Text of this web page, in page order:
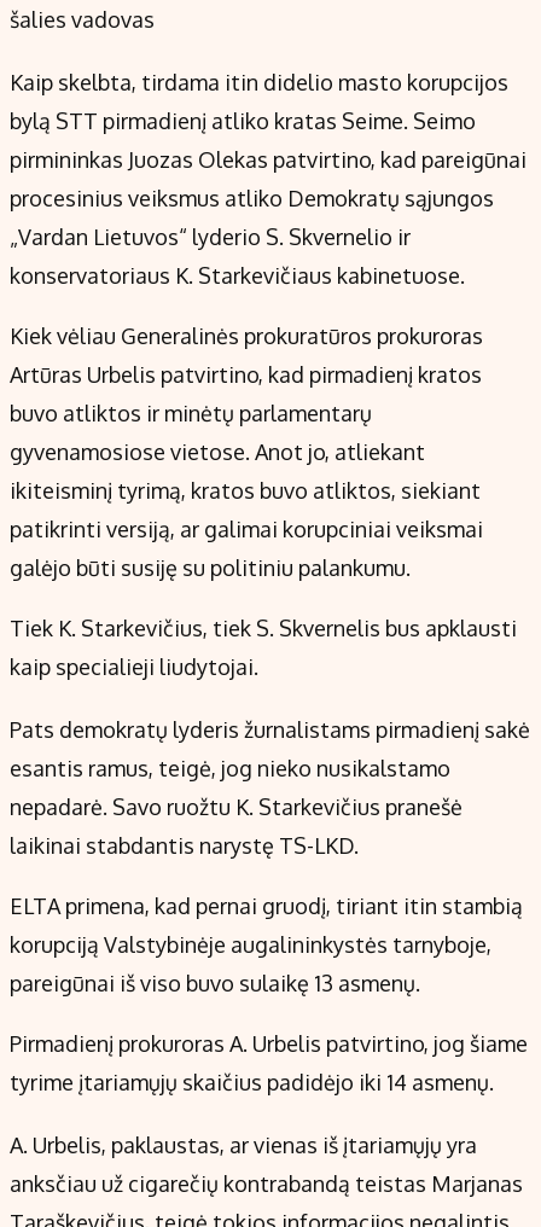
šalies vadovas
Kaip skelbta, tirdama itin didelio masto korupcijos
bylą STT pirmadienį atliko kratas Seime. Seimo
pirmininkas Juozas Olekas patvirtino, kad pareigūnai
procesinius veiksmus atliko Demokratų sąjungos
„Vardan Lietuvos“ lyderio S. Skvernelio ir
konservatoriaus K. Starkevičiaus kabinetuose.
Kiek vėliau Generalinės prokuratūros prokuroras
Artūras Urbelis patvirtino, kad pirmadienį kratos
buvo atliktos ir minėtų parlamentarų
gyvenamosiose vietose. Anot jo, atliekant
ikiteisminį tyrimą, kratos buvo atliktos, siekiant
patikrinti versiją, ar galimai korupciniai veiksmai
galėjo būti susiję su politiniu palankumu.
Tiek K. Starkevičius, tiek S. Skvernelis bus apklausti
kaip specialieji liudytojai.
Pats demokratų lyderis žurnalistams pirmadienį sakė
esantis ramus, teigė, jog nieko nusikalstamo
nepadarė. Savo ruožtu K. Starkevičius pranešė
laikinai stabdantis narystę TS-LKD.
ELTA primena, kad pernai gruodį, tiriant itin stambią
korupciją Valstybinėje augalininkystės tarnyboje,
pareigūnai iš viso buvo sulaikę 13 asmenų.
Pirmadienį prokuroras A. Urbelis patvirtino, jog šiame
tyrime įtariamųjų skaičius padidėjo iki 14 asmenų.
A. Urbelis, paklaustas, ar vienas iš įtariamųjų yra
anksčiau už cigarečių kontrabandą teistas Marjanas